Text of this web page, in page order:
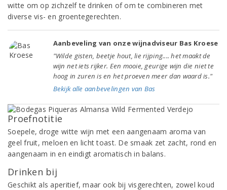
witte om op zichzelf te drinken of om te combineren met
diverse vis- en groentegerechten.
Aanbeveling van onze wijnadviseur Bas Kroese
"Wilde gisten, beetje hout, lie rijping.... het maakt de
wijn net iets rijker. Een mooie, geurige wijn die niet te
hoog in zuren is en het proeven meer dan waard is."
Bekijk alle aanbevelingen van Bas
Proefnotitie
Soepele, droge witte wijn met een aangenaam aroma van
geel fruit, meloen en licht toast. De smaak zet zacht, rond en
aangenaam in en eindigt aromatisch in balans.
Drinken bij
Geschikt als aperitief, maar ook bij visgerechten, zowel koud